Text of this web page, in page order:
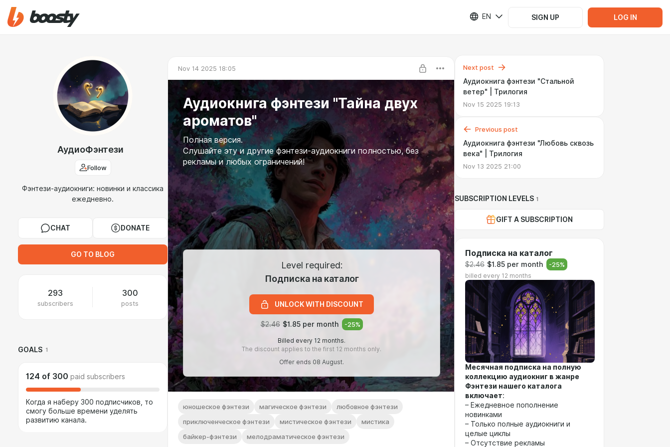
EN SIGN UP LOG IN
АудиоФэнтези
Follow
Фэнтези-аудиокниги: новинки и классика
ежедневно.
CHAT DONATE
GO TO BLOG
293
subscribers
300
posts
GOALS 1
124 of 300 paid subscribers
Когда я наберу 300 подписчиков, то
смогу больше времени уделять
развитию канала.
Nov 14 2025 18:05
Аудиокнига фэнтези "Тайна двух
ароматов"
Полная версия.
Слушайте эту и другие фэнтези-аудиокниги полностью, без
рекламы и любых ограничений!
Level required:
Подписка на каталог
UNLOCK WITH DISCOUNT
$2.46 $1.85 per month -25%
Billed every 12 months.
The discount applies to the first 12 months only.
Offer ends 08 August.
юношеское фэнтези магическое фэнтези
любовное фэнтези
приключенческое фэнтези
мистическое фэнтези
мистика
байкер-фэнтези
мелодраматическое фэнтези
Next post
Аудиокнига фэнтези "Стальной
ветер" | Трилогия
Nov 15 2025 19:13
Previous post
Аудиокнига фэнтези "Любовь сквозь
века" | Трилогия
Nov 13 2025 21:00
SUBSCRIPTION LEVELS 1
GIFT A SUBSCRIPTION
Подписка на каталог
$2.46 $1.85 per month -25%
billed every 12 months
Месячная подписка на полную
коллекцию аудиокниг в жанре
Фэнтези нашего каталога
включает:
– Ежедневное пополнение
новинками
– Только полные аудиокниги и
целые циклы
– Отсутствие рекламы